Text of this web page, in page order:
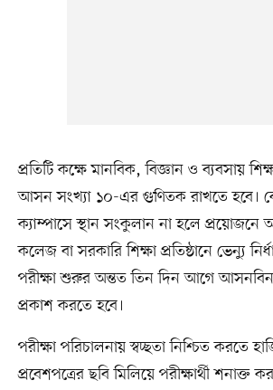
প্রতিটি কক্ষে মানবিক, বিজ্ঞান ও ব্যবসায়
আসন সংখ্যা ১০-এর গুণিতক রাখতে হবে।
ক্যাম্পাসে স্থান সংকুলান না হলে প্রয়োজনে
কলেজ বা সরকারি শিক্ষা প্রতিষ্ঠানে ভেন্যু
পরীক্ষা শুরুর অন্তত তিন দিন আগে
প্রকাশ করতে হবে।
পরীক্ষা পরিচালনায় স্বচ্ছতা নিশ্চিত করতে
প্রবেশপত্রের ছবি মিলিয়ে পরীক্ষার্থী শনাক্ত